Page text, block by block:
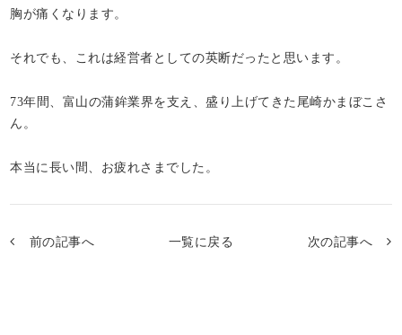
胸が痛くなります。
それでも、これは経営者としての英断だったと思います。
73年間、富山の蒲鉾業界を支え、盛り上げてきた尾崎かまぼこさ
ん。
本当に長い間、お疲れさまでした。
前の記事へ 一覧に戻る 次の記事へ